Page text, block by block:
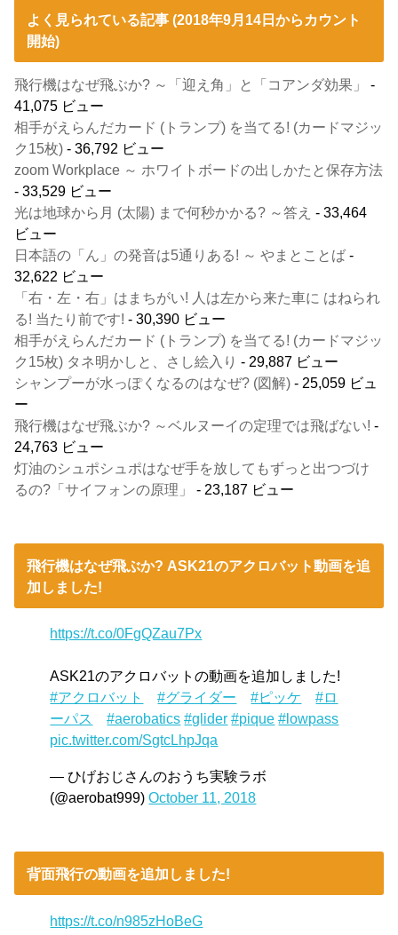
よく見られている記事 (2018年9月14日からカウント
開始)
飛行機はなぜ飛ぶか? ～「迎え角」と「コアンダ効果」
-
41,075 ビュー
相手がえらんだカード (トランプ) を当てる! (カードマジッ
ク15枚) - 36,792 ビュー
zoom Workplace ～ ホワイトボードの出しかたと保存方法
- 33,529 ビュー
光は地球から月 (太陽) まで何秒かかる? ～答え - 33,464
ビュー
日本語の「ん」の発音は5通りある! ～ やまとことば -
32,622 ビュー
「右・左・右」はまちがい! 人は左から来た車に はねられ
る! 当たり前です! - 30,390 ビュー
相手がえらんだカード (トランプ) を当てる! (カードマジッ
ク15枚) タネ明かしと、さし絵入り - 29,887 ビュー
シャンプーが水っぽくなるのはなぜ? (図解) - 25,059 ビュ
ー
飛行機はなぜ飛ぶか? ～ベルヌーイの定理では飛ばない! -
24,763 ビュー
灯油のシュポシュポはなぜ手を放してもずっと出つづけ
るの?「サイフォンの原理」
- 23,187 ビュー
飛行機はなぜ飛ぶか? ASK21のアクロバット動画を追
加しました!
https://t.co/0FgQZau7Px
ASK21のアクロバットの動画を追加しました!
#アクロバット
#グライダー #ピッケ
#ロ
ーパス
#aerobatics #glider #pique #lowpass
pic.twitter.com/SgtcLhpJqa
— ひげおじさんのおうち実験ラボ
(@aerobat999)October 11, 2018
背面飛行の動画を追加しました!
https://t.co/n985zHoBeG